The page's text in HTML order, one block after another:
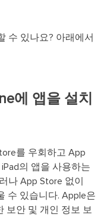
수 있나요? 아래에서
에 앱을 설치
를 우회하고 App
의 앱을 사용하는
나 App Store 없이
수 있습니다. Apple은
보안 및 개인 정보 보